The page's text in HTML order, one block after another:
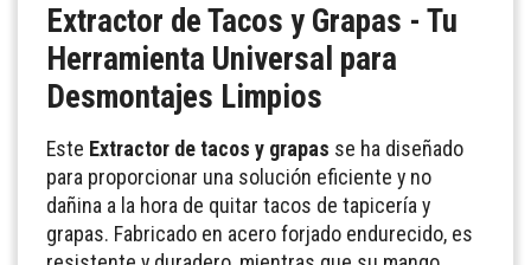
Extractor de Tacos y Grapas - Tu
Herramienta Universal para
Desmontajes Limpios
Este Extractor de tacos y grapas se ha diseñado
para proporcionar una solución eficiente y no
dañina a la hora de quitar tacos de tapicería y
grapas. Fabricado en acero forjado endurecido, es